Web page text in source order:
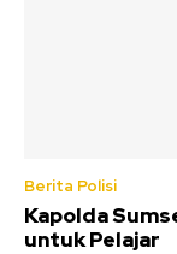
Berita Polisi
Kapolda
untuk Pelajar